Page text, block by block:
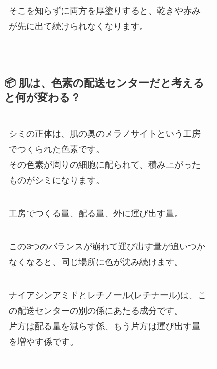
そこを知らずに両方を厚塗りすると、乾きや赤み
が先に出て続けられなくなります。
📦 肌は、色素の配送センターだと考える
と何が変わる？
シミの正体は、肌の奥のメラノサイトという工房
でつくられた色素です。
その色素が周りの細胞に配られて、積み上がった
ものがシミになります。
工房でつくる量、配る量、外に運び出す量。
この3つのバランスが崩れて運び出す量が追いつか
なくなると、同じ場所に色が沈み続けます。
ナイアシンアミドとレチノール(レチナール)は、こ
の配送センターの別の係にあたる成分です。
片方は配る量を減らす係、もう片方は運び出す量
を増やす係です。